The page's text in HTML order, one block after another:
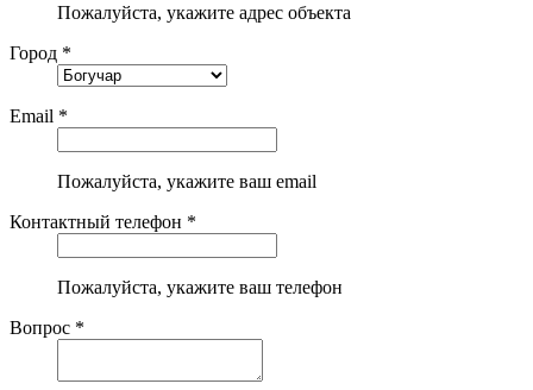
Пожалуйста, укажите адрес объекта
Город *
Email *
Пожалуйста, укажите ваш email
Контактный телефон *
Пожалуйста, укажите ваш телефон
Вопрос *